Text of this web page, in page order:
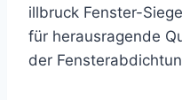
illbruck Fenster-
für herausragende
der